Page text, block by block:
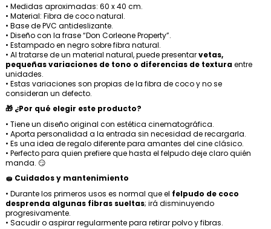
• Medidas aproximadas: 60 x 40 cm.
• Material: Fibra de coco natural.
• Base de PVC antideslizante.
• Diseño con la frase “Don Corleone Property”.
• Estampado en negro sobre fibra natural.
• Al tratarse de un material natural, puede presentarvetas,
pequeñas variaciones de tono o diferencias de texturaentre
unidades.
• Estas variaciones son propias de la fibra de coco y no se
consideran un defecto.
🎁 ¿Por qué elegir este producto?
• Tiene un diseño original con estética cinematográfica.
• Aporta personalidad a la entrada sin necesidad de recargarla.
• Es una idea de regalo diferente para amantes del cine clásico.
• Perfecto para quien prefiere que hasta el felpudo deje claro quién
manda. 😏
🧽 Cuidados y mantenimiento
• Durante los primeros usos es normal que el felpudo de coco
desprenda algunas fibras sueltas; irá disminuyendo
progresivamente.
• Sacudir o aspirar regularmente para retirar polvo y fibras.